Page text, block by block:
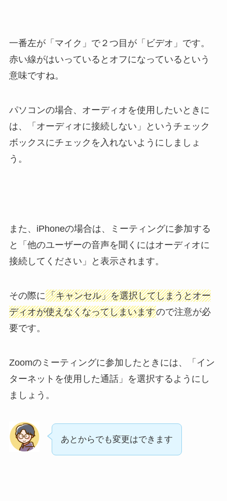
一番左が「マイク」で２つ目が「ビデオ」です。
赤い線がはいっているとオフになっているという
意味ですね。
パソコンの場合、オーディオを使用したいときに
は、「オーディオに接続しない」というチェック
ボックスにチェックを入れないようにしましょ
う。
また、iPhoneの場合は、ミーティングに参加する
と「他のユーザーの音声を聞くにはオーディオに
接続してください」と表示されます。
その際に「キャンセル」を選択してしまうとオー
ディオが使えなくなってしまいますので注意が必
要です。
Zoomのミーティングに参加したときには、「イン
ターネットを使用した通話」を選択するようにし
ましょう。
あとからでも変更はできます